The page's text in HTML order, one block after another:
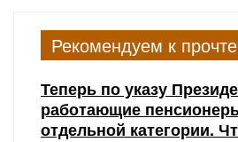
Рекомендуем к
Теперь по указу
работающие
отдельной категории.